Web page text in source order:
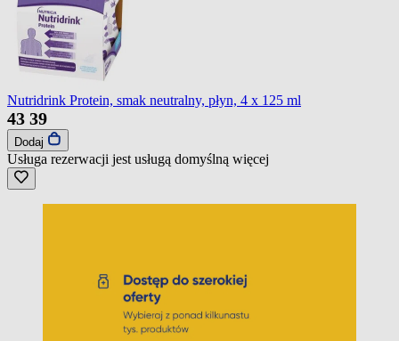
Nutridrink Protein, smak neutralny, płyn, 4 x 125 ml
43 39
Dodaj
Usługa rezerwacji jest usługą domyślną więcej